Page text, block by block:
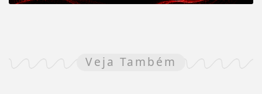
Veja Também